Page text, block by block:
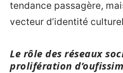
tendance passagère,
vecteur d’identité
Le rôle des réseaux
prolifération